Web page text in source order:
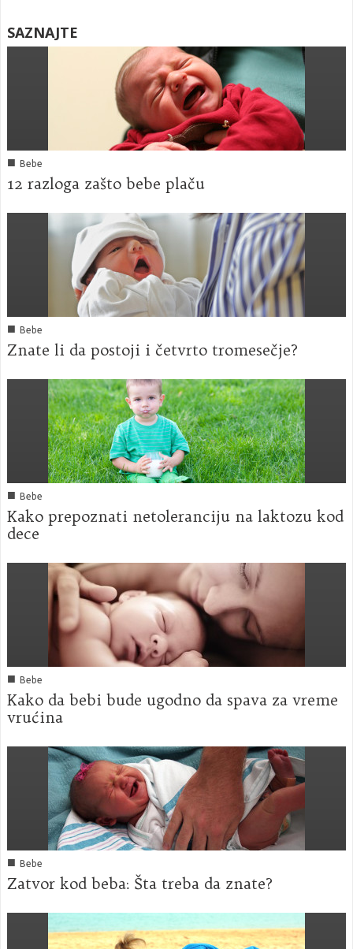
SAZNAJTE
■ Bebe
12 razloga zašto bebe plaču
■ Bebe
Znate li da postoji i četvrto tromesečje?
■ Bebe
Kako prepoznati netoleranciju na laktozu kod
dece
■ Bebe
Kako da bebi bude ugodno da spava za vreme
vrućina
■ Bebe
Zatvor kod beba: Šta treba da znate?